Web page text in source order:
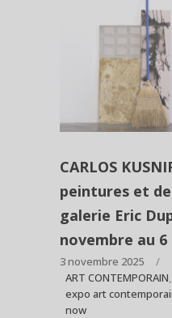
CARLOS
peintures et
galerie Eric
novembre au 6
3 novembre 2025
ART CONTEMPORAIN,
expo art
now